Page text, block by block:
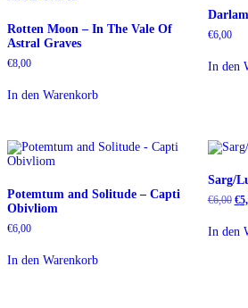
Rotten Moon – In The Vale Of
Astral Graves
€8,00
In den Warenkorb
€6,00
In den
Potemtum and Solitude – Capti
Obivliom
€6,00
In den Warenkorb
Sarg/
€6,00 €
In den